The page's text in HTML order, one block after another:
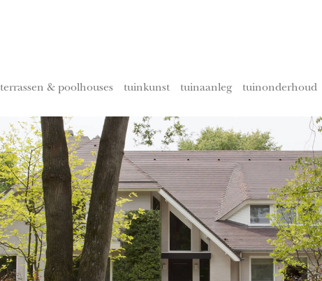
terrassen & poolhouses tuinkunst tuinaanleg tuinonderhoud